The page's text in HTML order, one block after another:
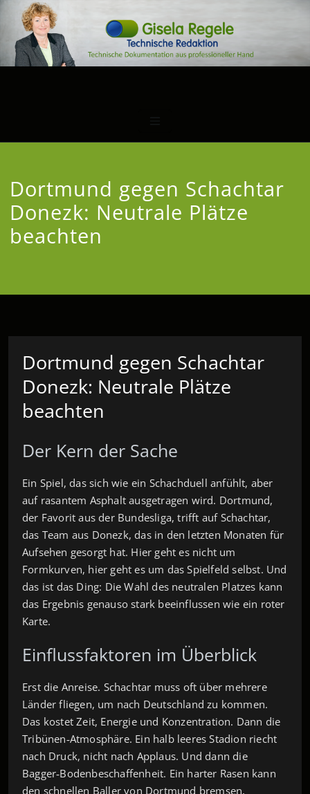
Dortmund gegen Schachtar
Donezk: Neutrale Plätze
beachten
Dortmund gegen Schachtar
Donezk: Neutrale Plätze
beachten
Der Kern der Sache
Ein Spiel, das sich wie ein Schachduell anfühlt, aber
auf rasantem Asphalt ausgetragen wird. Dortmund,
der Favorit aus der Bundesliga, trifft auf Schachtar,
das Team aus Donezk, das in den letzten Monaten für
Aufsehen gesorgt hat. Hier geht es nicht um
Formkurven, hier geht es um das Spielfeld selbst. Und
das ist das Ding: Die Wahl des neutralen Platzes kann
das Ergebnis genauso stark beeinflussen wie ein roter
Karte.
Einflussfaktoren im Überblick
Erst die Anreise. Schachtar muss oft über mehrere
Länder fliegen, um nach Deutschland zu kommen.
Das kostet Zeit, Energie und Konzentration. Dann die
Tribünen‑Atmosphäre. Ein halb leeres Stadion riecht
nach Druck, nicht nach Applaus. Und dann die
Bagger‑Boden­beschaffenheit. Ein harter Rasen kann
den schnellen Baller von Dortmund bremsen,